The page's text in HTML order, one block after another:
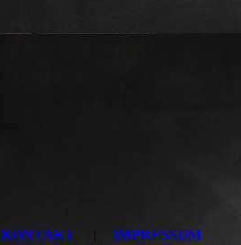
KONTAKT | IMPRESSUM